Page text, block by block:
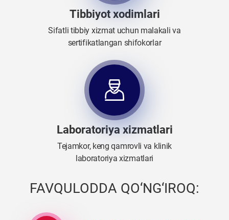
Tibbiyot xodimlari
Sifatli tibbiy xizmat uchun malakali va
sertifikatlangan shifokorlar
Laboratoriya xizmatlari
Tejamkor, keng qamrovli va klinik
laboratoriya xizmatlari
FAVQULODDA QO‘NG‘IROQ: